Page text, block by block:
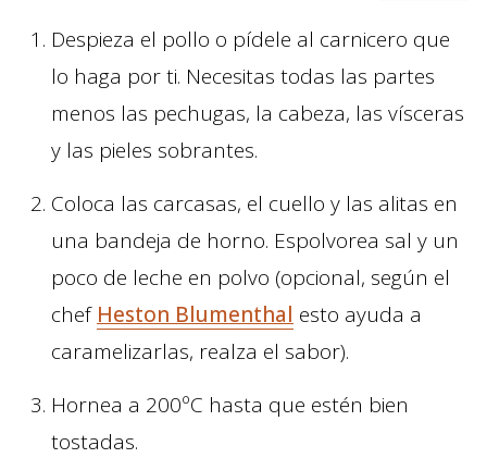
Despieza el pollo o pídele al carnicero que
lo haga por ti. Necesitas todas las partes
menos las pechugas, la cabeza, las vísceras
y las pieles sobrantes.
Coloca las carcasas, el cuello y las alitas en
una bandeja de horno. Espolvorea sal y un
poco de leche en polvo (opcional, según el
chef Heston Blumenthal esto ayuda a
caramelizarlas, realza el sabor).
Hornea a 200ºC hasta que estén bien
tostadas.